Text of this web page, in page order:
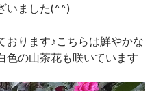
いました(^^)
おります♪こちらは鮮やかな
色の山茶花も咲いています